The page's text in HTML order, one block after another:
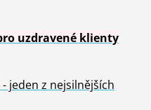
pro uzdravené klienty
- jeden z nejsilnějších